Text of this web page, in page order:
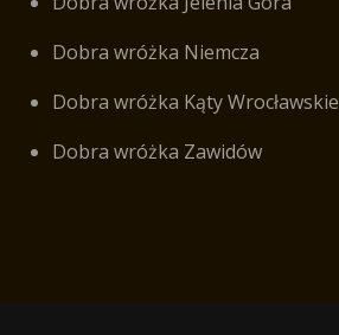
Dobra wróżka Niemcza
Dobra wróżka Kąty Wrocławskie
Dobra wróżka Zawidów